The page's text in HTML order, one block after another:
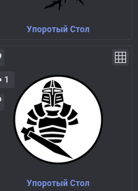
Упоротый Стол
Упоротый Стол
1